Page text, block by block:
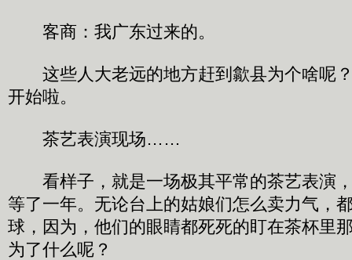
客商：我广东过来的。
这些人大老远的地方赶到歙县为个啥呢
开始啦。
茶艺表演现场……
看样子，就是一场极其平常的茶艺表演
等了一年。无论台上的姑娘们怎么卖力气，
球，因为，他们的眼睛都死死的盯在茶杯里
为了什么呢？